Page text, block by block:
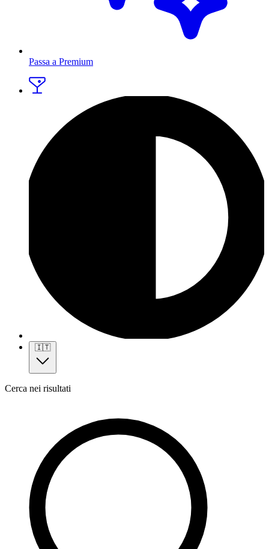
Passa a Premium
🇮🇹
Cerca nei risultati